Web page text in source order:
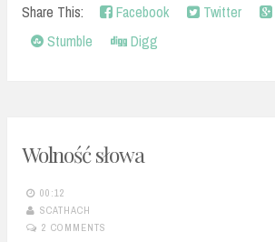
Share This: Facebook Twitter
Stumble
Digg
Wolność słowa
00:12
SCATHACH
2 COMMENTS